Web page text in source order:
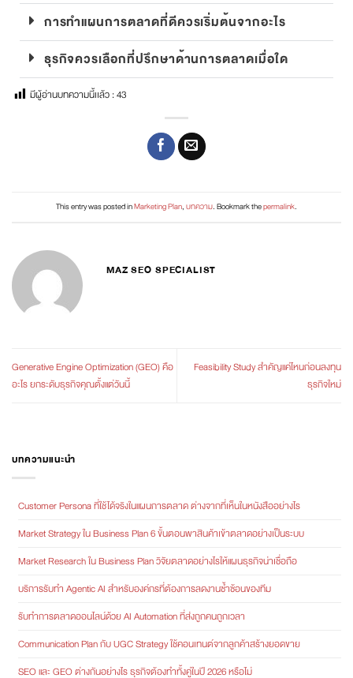
การทำแผนการตลาดที่ดีควรเริ่มต้นจากอะไร
ธุรกิจควรเลือกที่ปรึกษาด้านการตลาดเมื่อใด
มีผู้อ่านบทความนี้เเล้ว :43
This entry was posted inMarketing Plan,บทความ. Bookmark thepermalink.
MAZ SEO SPECIALIST
Generative Engine Optimization (GEO) คือ
อะไร ยกระดับธุรกิจคุณตั้งแต่วันนี้
Feasibility Study สำคัญแค่ไหนก่อนลงทุน
ธุรกิจใหม่
บทความแนะนำ
Customer Persona ที่ใช้ได้จริงในแผนการตลาด ต่างจากที่เห็นในหนังสืออย่างไร
Market Strategy ใน Business Plan 6 ขั้นตอนพาสินค้าเข้าตลาดอย่างเป็นระบบ
Market Research ใน Business Plan วิจัยตลาดอย่างไรให้แผนธุรกิจน่าเชื่อถือ
บริการรับทำ Agentic AI สำหรับองค์กรที่ต้องการลดงานซ้ำซ้อนของทีม
รับทำการตลาดออนไลน์ด้วย AI Automation ที่ส่งถูกคนถูกเวลา
Communication Plan กับ UGC Strategy ใช้คอนเทนต์จากลูกค้าสร้างยอดขาย
SEO และ GEO ต่างกันอย่างไร ธุรกิจต้องทำทั้งคู่ในปี 2026 หรือไม่